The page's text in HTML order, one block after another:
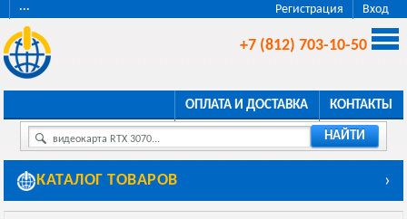
Регистрация Вход
···
+7 (812) 703-10-50
ОПЛАТА И ДОСТАВКА КОНТАКТЫ
видеокарта RTX 3070... НАЙТИ
КАТАЛОГ ТОВАРОВ ›